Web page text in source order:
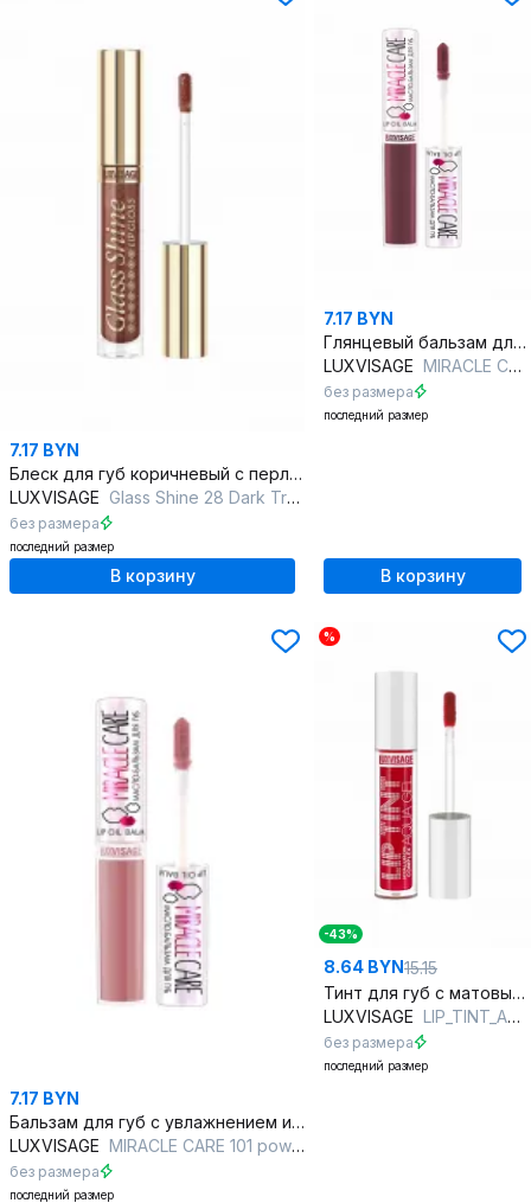
7.17 BYN
Блеск для губ коричневый с перламутровым сиянием и ухаживающей формулой
LUXVISAGE Glass Shine 28 Dark Truffle
без размера
последний размер
В корзину
7.17 BYN
Глянцевый бальзам для губ с питательными компонентами, нежный уход
LUXVISAGE MIRACLE CARE 102 smoky plum
без размера
последний размер
В корзину
7.17 BYN
Бальзам для губ с увлажнением и глянцевым финишем
LUXVISAGE MIRACLE CARE 101 powder rose
без размера
последний размер
%
-43%
8.64 BYN15.15
Тинт для губ с матовым эффектом и увлажняющим комплексом
LUXVISAGE LIP_TINT_AQUA_GEL_hyaluron_complex 02 красный (sexy red)
без размера
последний размер